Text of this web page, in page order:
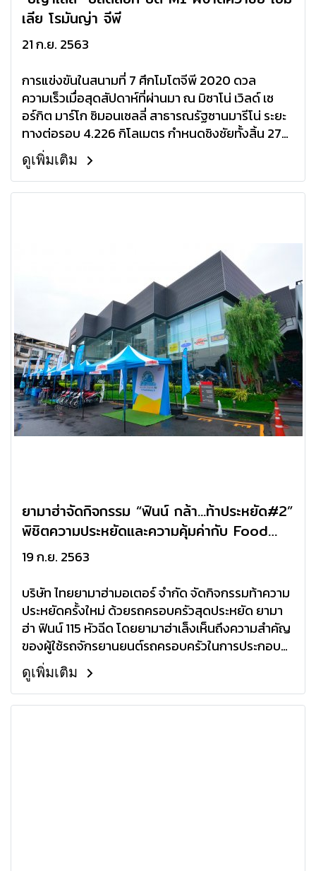
เลีย โรมันญ่า จีพี
21 ก.ย. 2563
การแข่งขันในสนามที่ 7 ศึกโมโตจีพี 2020 ดวล
ความเร็วเมื่อสุดสัปดาห์ที่ผ่านมา ณ มิซาโน่ เวิลด์ เซ
อร์กิต มาร์โก ซิมอนเซลลี่ สาธารณรัฐซานมารีโน่ ระยะ
ทางต่อรอบ 4.226 กิโลเมตร กำหนดชิงชัยทั้งสิ้น 27
รอบสนาม ในรายการเอมิเลีย โรมันญ่า แอนด์ ริมินี โค
สต์ มอเตอร์ไซเคิล กรังด์ปรีซ์
ดูเพิ่มเติม
ยามาฮ่าจัดกิจกรรม “ฟินน์ กล้า...ท้าประหยัด#2”
พิชิตความประหยัดและความคุ้มค่ากับ Food
Delivery
19 ก.ย. 2563
บริษัท ไทยยามาฮ่ามอเตอร์ จำกัด จัดกิจกรรมท้าความ
ประหยัดครั้งใหม่ ด้วยรถครอบครัวสุดประหยัด ยามา
ฮ่า ฟินน์ 115 หัวฉีด โดยยามาฮ่าเล็งเห็นถึงความสำคัญ
ของผู้ใช้รถจักรยานยนต์รถครอบครัวในการประกอบ
อาชีพ Food Delivery
ดูเพิ่มเติม